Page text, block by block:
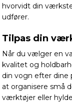
hvorvidt din
udfører.
Tilpas din
Når du vælger en
kvalitet og
din vogn efter dine
at organisere små
værktøjer eller